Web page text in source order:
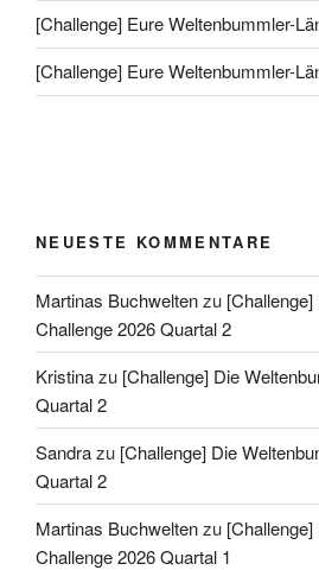
[Challenge] Eure Weltenbummler-
[Challenge] Eure Weltenbummler-
NEUESTE KOMMENTARE
Martinas Buchweltenzu
Challenge 2026 Quartal 2
Kristinazu [Challenge] Die
Quartal 2
Sandrazu [Challenge] Die
Quartal 2
Martinas Buchweltenzu
Challenge 2026 Quartal 1